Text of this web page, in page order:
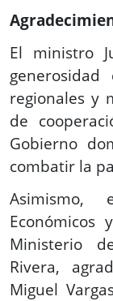
El ministro
regionales y
de
Gobierno
combatir la
Asimismo,
Económicos
Ministerio
Rivera,
Miguel